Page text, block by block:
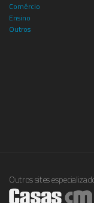
Comércio
Ensino
Outros
Outros sites